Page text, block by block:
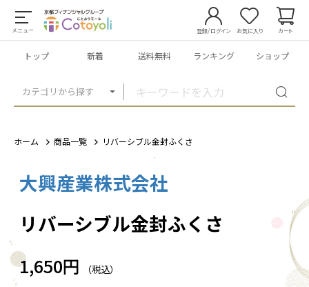
メニュー
カテゴリから探す
登録/ログイン お気に入り カート
トップ 新着 送料無料 ランキング ショップ
ホーム 商品一覧 リバーシブル金封ふくさ
大興産業株式会社
リバーシブル金封ふくさ
1,650円 （税込）